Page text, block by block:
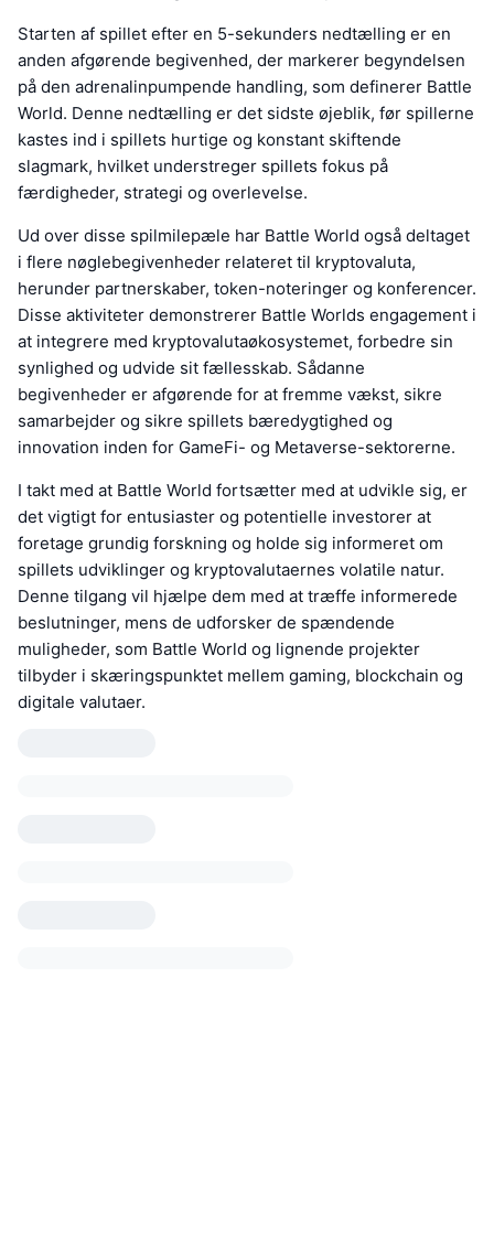
Starten af spillet efter en 5-sekunders nedtælling er en
anden afgørende begivenhed, der markerer begyndelsen
på den adrenalinpumpende handling, som definerer Battle
World. Denne nedtælling er det sidste øjeblik, før spillerne
kastes ind i spillets hurtige og konstant skiftende
slagmark, hvilket understreger spillets fokus på
færdigheder, strategi og overlevelse.
Ud over disse spilmilepæle har Battle World også deltaget
i flere nøglebegivenheder relateret til kryptovaluta,
herunder partnerskaber, token-noteringer og konferencer.
Disse aktiviteter demonstrerer Battle Worlds engagement i
at integrere med kryptovalutaøkosystemet, forbedre sin
synlighed og udvide sit fællesskab. Sådanne
begivenheder er afgørende for at fremme vækst, sikre
samarbejder og sikre spillets bæredygtighed og
innovation inden for GameFi- og Metaverse-sektorerne.
I takt med at Battle World fortsætter med at udvikle sig, er
det vigtigt for entusiaster og potentielle investorer at
foretage grundig forskning og holde sig informeret om
spillets udviklinger og kryptovalutaernes volatile natur.
Denne tilgang vil hjælpe dem med at træffe informerede
beslutninger, mens de udforsker de spændende
muligheder, som Battle World og lignende projekter
tilbyder i skæringspunktet mellem gaming, blockchain og
digitale valutaer.